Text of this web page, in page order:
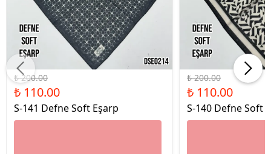
%45 İndirim
₺ 200.00
₺ 110.00
S-141 Defne Soft Eşarp
%45 İndirim
₺ 200.00
₺ 110.00
S-140 Defne Soft